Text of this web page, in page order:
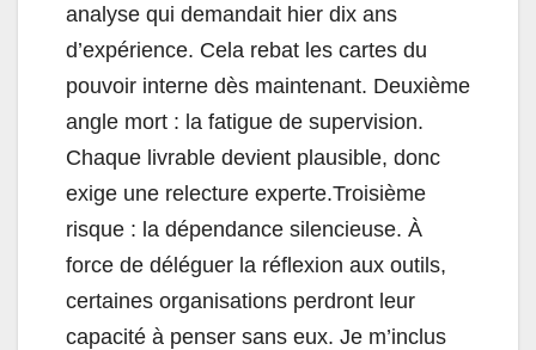
analyse qui demandait hier dix ans
d’expérience. Cela rebat les cartes du
pouvoir interne dès maintenant. Deuxième
angle mort : la fatigue de supervision.
Chaque livrable devient plausible, donc
exige une relecture experte.Troisième
risque : la dépendance silencieuse. À
force de déléguer la réflexion aux outils,
certaines organisations perdront leur
capacité à penser sans eux. Je m’inclus